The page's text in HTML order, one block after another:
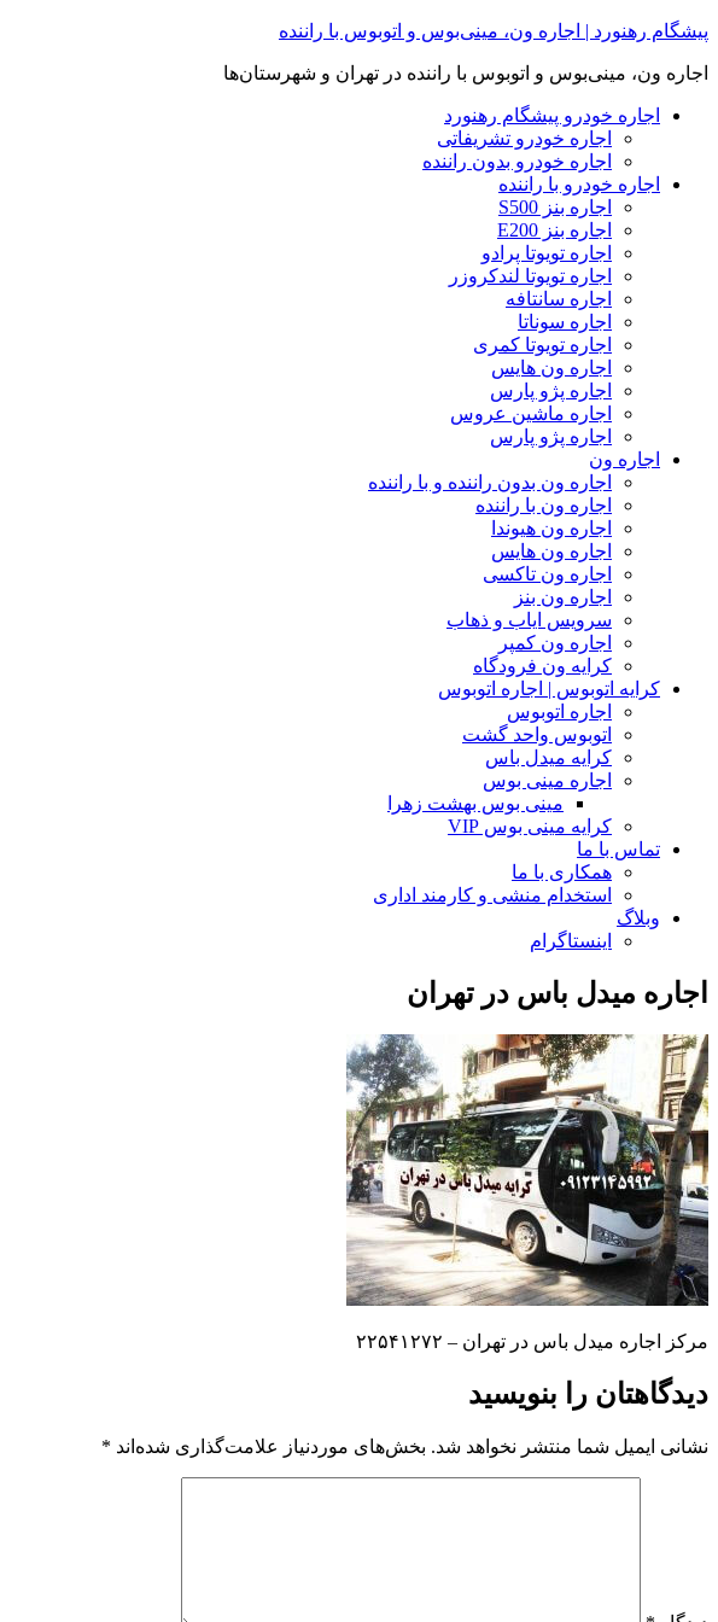
Skip
content
پیشگام رهنورد | اجاره ون، مینی‌بوس و اتوبوس با راننده
اجاره ون، مینی‌بوس و اتوبوس با راننده در تهران و شهرستان‌ها
اجاره خودرو پیشگام رهنورد
اجاره خودرو تشریفاتی
اجاره خودرو بدون راننده
اجاره خودرو با راننده
اجاره بنز S500
اجاره بنز E200
اجاره تویوتا پرادو
اجاره تویوتا لندکروزر
اجاره سانتافه
اجاره سوناتا
اجاره تویوتا کمری
اجاره ون هایس
اجاره پژو پارس
اجاره ماشین عروس
اجاره پژو پارس
اجاره ون
اجاره ون بدون راننده و با راننده
اجاره ون با راننده
اجاره ون هیوندا
اجاره ون هایس
اجاره ون تاکسی
اجاره ون بنز
سرویس ایاب و ذهاب
اجاره ون کمپر
کرایه ون فرودگاه
کرایه اتوبوس | اجاره اتوبوس
اجاره اتوبوس
اتوبوس واحد گشت
کرایه میدل باس
اجاره مینی بوس
مینی بوس بهشت زهرا
کرایه مینی بوس VIP
تماس با ما
همکاری با ما
استخدام منشی و کارمند اداری
وبلاگ
اینستاگرام
اجاره میدل باس در تهران
مرکز اجاره میدل باس در تهران – ۲۲۵۴۱۲۷۲
دیدگاهتان را بنویسید
نشانی ایمیل شما منتشر نخواهد شد. بخش‌های موردنیاز علامت‌گذاری شده‌اند *